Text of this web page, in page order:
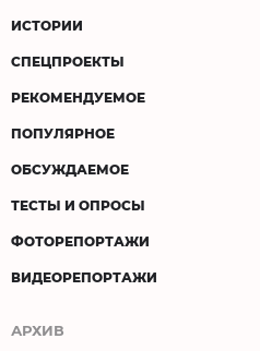
ИСТОРИИ
СПЕЦПРОЕКТЫ
РЕКОМЕНДУЕМОЕ
ПОПУЛЯРНОЕ
ОБСУЖДАЕМОЕ
ТЕСТЫ И ОПРОСЫ
ФОТОРЕПОРТАЖИ
ВИДЕОРЕПОРТАЖИ
АРХИВ